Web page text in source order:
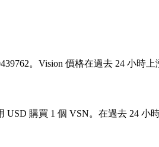
。Vision 價格在過去 24 小時
購買 1 個 VSN。在過去 24 小